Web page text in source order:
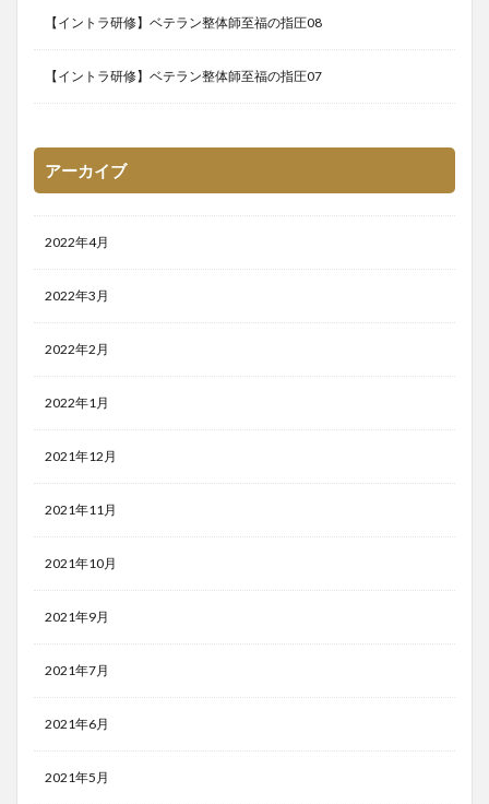
【イントラ研修】ベテラン整体師至福の指圧08
【イントラ研修】ベテラン整体師至福の指圧07
アーカイブ
2022年4月
2022年3月
2022年2月
2022年1月
2021年12月
2021年11月
2021年10月
2021年9月
2021年7月
2021年6月
2021年5月